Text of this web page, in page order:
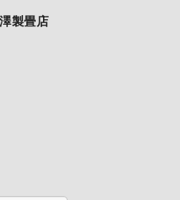
製畳店